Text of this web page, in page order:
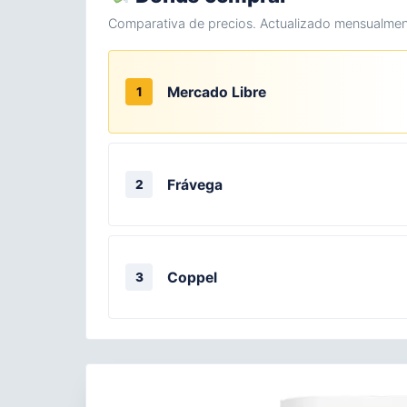
Comparativa de precios. Actualizado
1 Mercado Libre
2 Frávega
3 Coppel